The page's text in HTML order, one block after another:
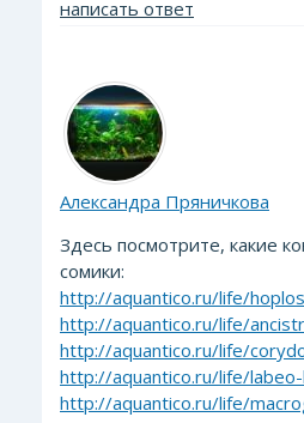
написать ответ
Александра Пряничкова
Здесь посмотрите, какие
сомики:
http://aquantico.ru/life/
http://aquantico.ru/life/
http://aquantico.ru/life/
http://aquantico.ru/life/
http://aquantico.ru/life/